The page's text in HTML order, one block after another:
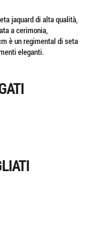
jaquard di alta qualità,
a cerimonia,
è un regimental di seta
eleganti.